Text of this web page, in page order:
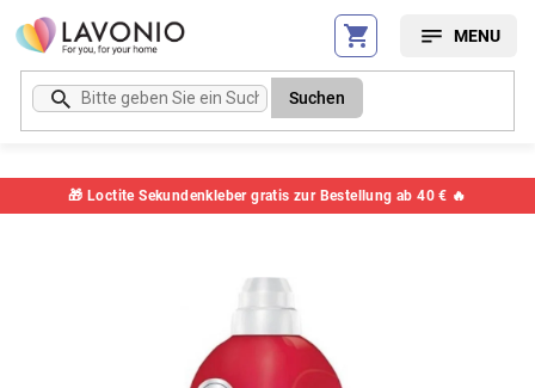
Zum
Inhalt
springen
🎁 Loctite Sekundenkleber gratis zur Bestellung ab 40 € 🔥
Suchen
Artikelnummer: